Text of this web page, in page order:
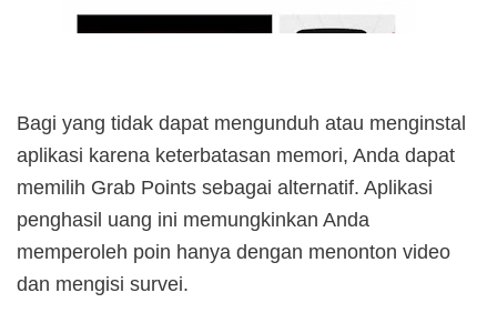
Bagi yang tidak dapat mengunduh atau menginstal
aplikasi karena keterbatasan memori, Anda dapat
memilih Grab Points sebagai alternatif. Aplikasi
penghasil uang ini memungkinkan Anda
memperoleh poin hanya dengan menonton video
dan mengisi survei.